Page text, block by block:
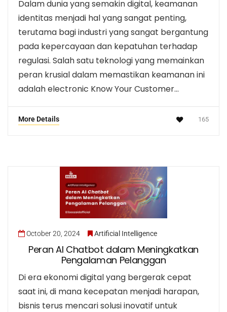
Dalam dunia yang semakin digital, keamanan
identitas menjadi hal yang sangat penting,
terutama bagi industri yang sangat bergantung
pada kepercayaan dan kepatuhan terhadap
regulasi. Salah satu teknologi yang memainkan
peran krusial dalam memastikan keamanan ini
adalah electronic Know Your Customer…
More Details 165
October 20, 2024 Artificial Intelligence
Peran AI Chatbot dalam Meningkatkan
Pengalaman Pelanggan
Di era ekonomi digital yang bergerak cepat
saat ini, di mana kecepatan menjadi harapan,
bisnis terus mencari solusi inovatif untuk